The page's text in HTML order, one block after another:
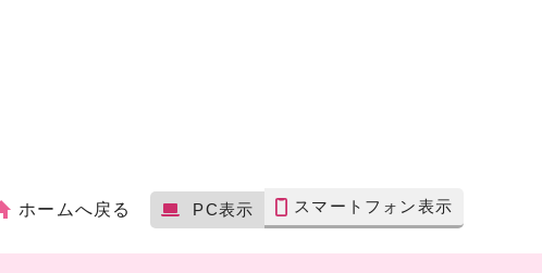
ホームへ戻る PC表示 スマートフォン表示